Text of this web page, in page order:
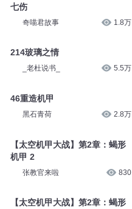
七伤
奇喵君故事 1.8万
214玻璃之情
_老杜说书_ 5.5万
46重造机甲
黑石青荷 2.8万
【太空机甲大战】第2章：蝎形
机甲 2
张教官来啦 830
【太空机甲大战】第2章：蝎形